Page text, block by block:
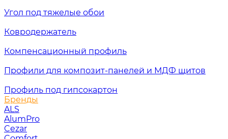
Угол под тяжелые обои
Ковродержатель
Компенсационный профиль
Профили для композит-панелей и МДФ щитов
Профиль под гипсокартон
Бренды
ALS
AlumPro
Cezar